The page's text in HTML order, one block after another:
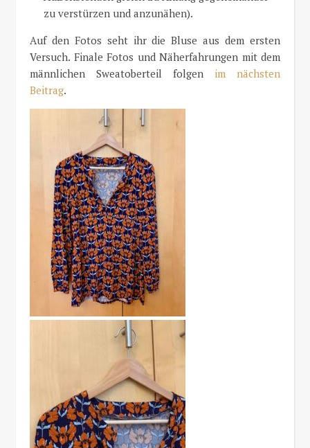
zu verstürzen und anzunähen).
Auf den Fotos seht ihr die Bluse aus dem ersten
Versuch. Finale Fotos und Näherfahrungen mit dem
männlichen Sweatoberteil folgen im nächsten
Beitrag.